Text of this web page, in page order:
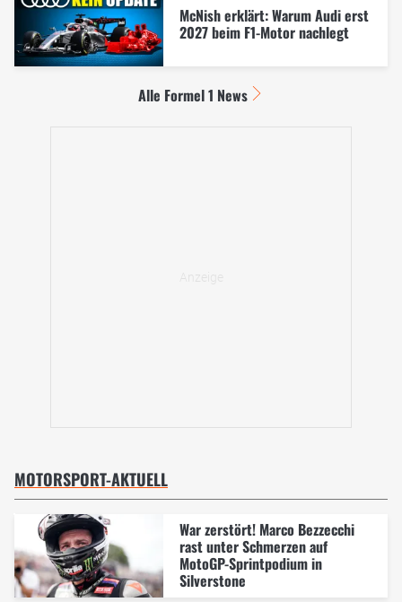
McNish erklärt: Warum Audi erst
2027 beim F1-Motor nachlegt
Alle Formel 1 News
MOTORSPORT-AKTUELL
War zerstört! Marco Bezzecchi
rast unter Schmerzen auf
MotoGP-Sprintpodium in
Silverstone